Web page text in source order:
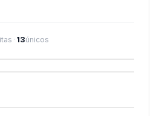
· 13únicos